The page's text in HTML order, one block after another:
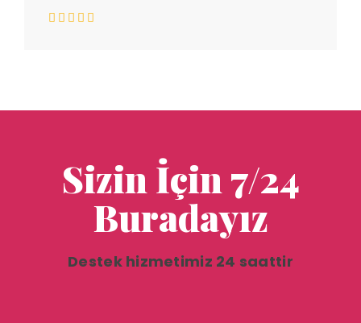
Sizin İçin 7/24
Buradayız
Destek hizmetimiz 24 saattir